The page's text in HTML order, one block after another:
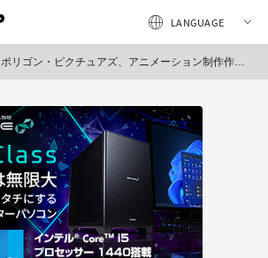
ポリゴン・ピクチュアズ、アニメーション制作作品デイタイム・エミー賞 部門最優秀賞を3年連続受賞（ポリゴン・ピクチュアズ）